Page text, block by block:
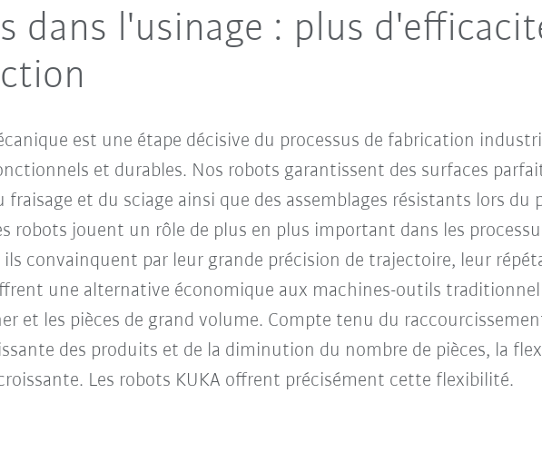
dans l'usinage : plus
est une étape décisive du processus de fabrication
et durables. Nos robots garantissent des surfaces
fraisage et du sciage ainsi que des assemblages résistants lors du
robots jouent un rôle de plus en plus important dans les
ils convainquent par leur grande précision de trajectoire, leur
une alternative économique aux machines-outils
et les pièces de grand volume. Compte tenu du
des produits et de la diminution du nombre de pièces, la
Les robots KUKA offrent précisément cette flexibilité.